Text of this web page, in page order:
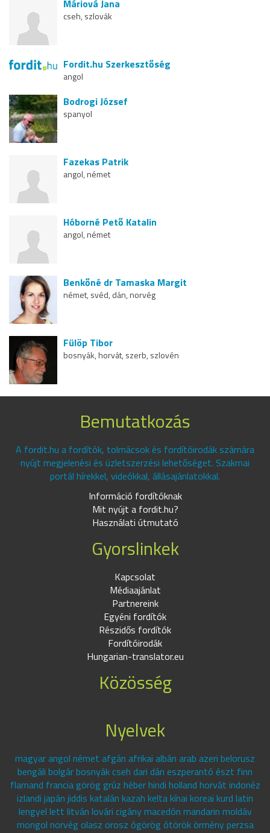
Máriová Jana
cseh, szlovák
Fordit.hu Szerkesztőség
angol
Bodrogi József
spanyol
Fazekas Patrik
angol, német
Hóborné Pető Katalin
angol, német
Benkőné dr Tamaska Margit
német, svéd, dán, norvég
Fülöp Tibor
bosnyák, horvát, szerb, szlovén
Bemutatkozás
A fordit.hu a fordítók, tolmácsok és fordítóirodák számára
nyújt megjelenési és üzletszerzési lehetőséget. Szakmai
portál hírekkel, videókkal, állásajánlatokkal.
Információ fordítóknak
Mit nyújt a fordit.hu?
Használati útmutató
Gyorslinkek
Kapcsolat
Médiaajánlat
Partnereink
Egyéni fordítók
Részidős fordítók
Fordítóirodák
Hungarian-translator.eu
Közösség
Nyelvek
magyar angol német afgán afrikai albán arab azeri belorusz
bengáli bolgár bosnyák cseh dari dán eszperantó észt finn
flamand francia görög grúz héber hindi holland horvát indonéz
izlandi japán jiddis katalán kazah kelta kínai koreai kurd latin
lengyel lett litván lovári cigány macedón mandarin moldáv
mongol norvég olasz orosz ógörög ótörök örmény perzsa